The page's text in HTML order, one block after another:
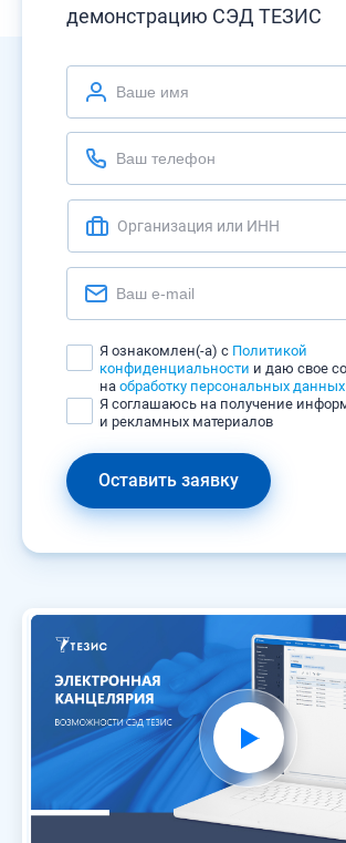
демонстрацию СЭД ТЕЗИС
Я ознакомлен(-а) с Политикой
конфиденциальности и даю свое
на обработку персональных данных
Я соглашаюсь на получение
и рекламных материалов
Оставить заявку